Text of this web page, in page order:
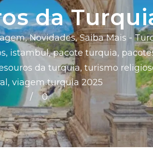
, Novidades, Saiba Mais -
, istambul, pacote turquia,
da turquia, turismo
, viagem turquia 2025
0
da